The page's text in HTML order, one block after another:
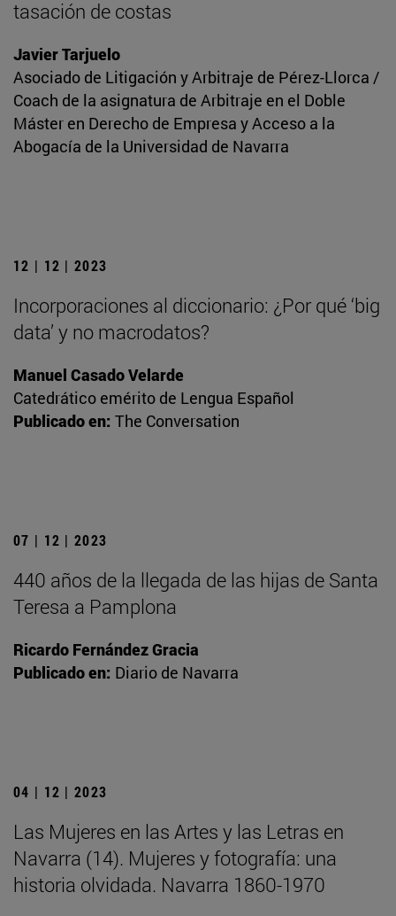
tasación de costas
Javier Tarjuelo
Asociado de Litigación y Arbitraje de Pérez-Llorca /
Coach de la asignatura de Arbitraje en el Doble
Máster en Derecho de Empresa y Acceso a la
Abogacía de la Universidad de Navarra
12 | 12 | 2023
Incorporaciones al diccionario: ¿Por qué ‘big
data’ y no macrodatos?
Manuel Casado Velarde
Catedrático emérito de Lengua Español
Publicado en: The Conversation
07 | 12 | 2023
440 años de la llegada de las hijas de Santa
Teresa a Pamplona
Ricardo Fernández Gracia
Publicado en: Diario de Navarra
04 | 12 | 2023
Las Mujeres en las Artes y las Letras en
Navarra (14). Mujeres y fotografía: una
historia olvidada. Navarra 1860-1970